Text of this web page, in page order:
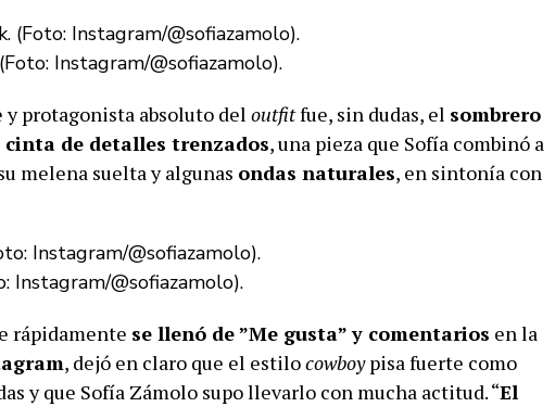
Instagram/@sofiazamolo).
protagonista absoluto del outfitfue, sin dudas, el sombrero
cinta de detalles trenzados, una pieza que Sofía combinó a
melena suelta y algunas ondas naturales, en sintonía con
Instagram/@sofiazamolo).
rápidamente se llenó de ”Me gusta” y comentarios en la
, dejó en claro que el estilocowboypisa fuerte como
y que Sofía Zámolo supo llevarlo con mucha actitud. “El